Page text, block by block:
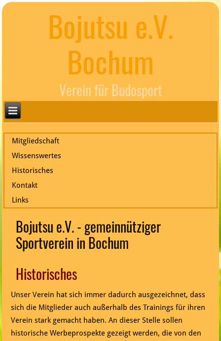
Bojutsu e.V.
Bochum
Verein für Budosport
Mitgliedschaft
Wissenswertes
Historisches
Kontakt
Links
Bojutsu e.V. - gemeinnütziger
Sportverein in Bochum
Historisches
Unser Verein hat sich immer dadurch ausgezeichnet, dass
sich die Mitglieder auch außerhalb des Trainings für ihren
Verein stark gemacht haben. An dieser Stelle sollen
historische Werbeprospekte gezeigt werden, die von den